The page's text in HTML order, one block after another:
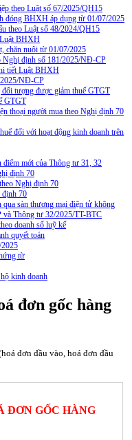
theo Luật số 67/2025/QH15
đóng BHXH áp dụng từ 01/07/2025
theo Luật số 48/2024/QH15
BHXH
chăn nuôi từ 01/07/2025
Nghị định số 181/2025/NĐ-CP
tiết Luật BHXH
2025/NĐ-CP
tượng được giảm thuế GTGT
GTGT
thoại người mua theo Nghị định 70
đối với hoạt động kinh doanh trên
mới của Thông tư 31, 32
định 70
Nghị định 70
định 70
sàn thương mại điện tử không
Thông tư 32/2025/TT-BTC
doanh số luỹ kế
quyết toán
từ
kinh doanh
đơn gốc hàng
đơn đầu vào, hoá đơn đầu
ĐƠN GỐC HÀNG